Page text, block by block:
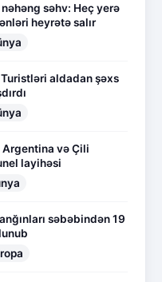
səhv: Heç yerə
heyrətə salır
aldadan şəxs
Argentina və Çili
layihəsi
səbəbindən 19